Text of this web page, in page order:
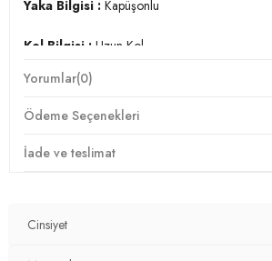
Yaka Bilgisi : Kapüşonlu
Kol Bilgisi : Uzun Kol
Cep Bilgisi :
Kalıp Bilgisi :Regular Fit
Yorumlar(0)
Ödeme Seçenekleri
İade ve teslimat
Cinsiyet